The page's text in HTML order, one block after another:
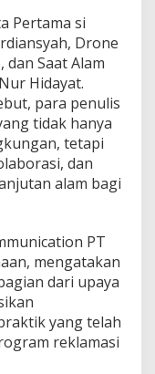
Pertama si
Drone
Saat Alam
Hidayat.
para penulis
tidak hanya
tetapi
dan
alam bagi
PT
mengatakan
dari upaya
yang telah
reklamasi